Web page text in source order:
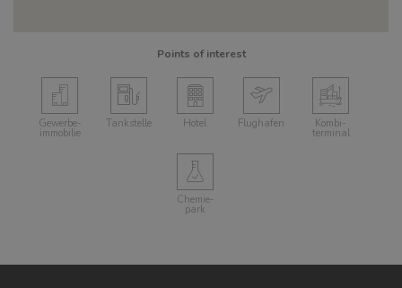
Points of interest
Gewerbe­
immobilie
Tankstelle Hotel Flughafen Kombi­
terminal
Chemie­
park